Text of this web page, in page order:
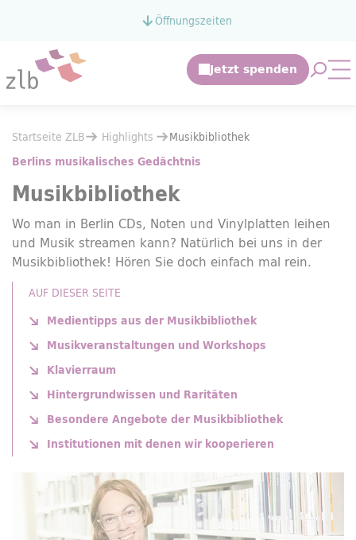
Zum Hauptinhalt springenÖffnungszeiten
Highlights
Musikbibliothek
Sie befinden sich hier:
Startseite ZLB Highlights Musikbibliothek
Berlins musikalisches Gedächtnis
Musikbibliothek
Wo man in Berlin CDs, Noten und Vinylplatten leihen
und Musik streamen kann? Natürlich bei uns in der
Musikbibliothek! Hören Sie doch einfach mal rein.
AUF DIESER SEITE
Medientipps aus der Musikbibliothek
Musikveranstaltungen und Workshops
Klavierraum
Hintergrundwissen und Raritäten
Besondere Angebote der Musikbibliothek
Institutionen mit denen wir kooperieren